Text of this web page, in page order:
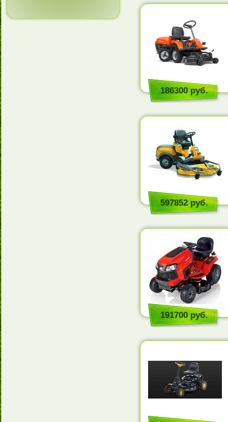
186300 руб.
597852 руб.
191700 руб.